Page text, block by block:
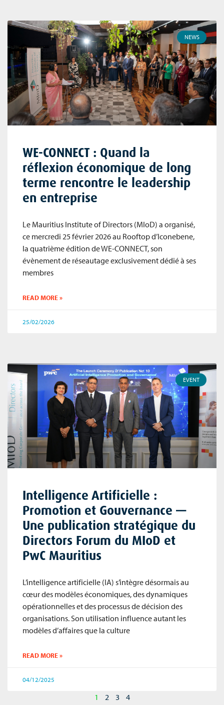
NEWS
WE-CONNECT : Quand la
réflexion économique de long
terme rencontre le leadership
en entreprise
Le Mauritius Institute of Directors (MIoD) a organisé,
ce mercredi 25 février 2026 au Rooftop d’Iconebene,
la quatrième édition de WE-CONNECT, son
évènement de réseautage exclusivement dédié à ses
membres
READ MORE »
25/02/2026
EVENT
Intelligence Artificielle :
Promotion et Gouvernance —
Une publication stratégique du
Directors Forum du MIoD et
PwC Mauritius
L’intelligence artificielle (IA) s’intègre désormais au
cœur des modèles économiques, des dynamiques
opérationnelles et des processus de décision des
organisations. Son utilisation influence autant les
modèles d’affaires que la culture
READ MORE »
04/12/2025
1 2 3 4